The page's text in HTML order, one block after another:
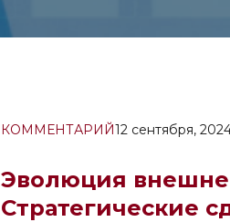
КОММЕНТАРИЙ12 сентября,
Эволюция
Стратегические